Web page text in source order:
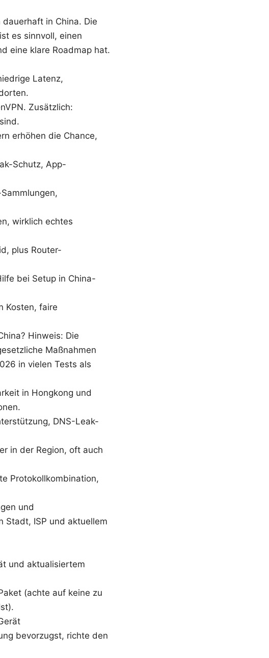
in China. Die
es sinnvoll, einen
eine klare Roadmap hat.
Latenz,
Zusätzlich:
erhöhen die Chance,
Schutz, App-
wirklich echtes
plus Router-
bei Setup in China-
Kosten, faire
Hinweis: Die
Maßnahmen
in vielen Tests als
in Hongkong und
DNS-Leak-
in der Region, oft auch
Protokollkombination,
und
Stadt, ISP und aktuellem
und aktualisiertem
(achte auf keine zu
bevorzugst, richte den